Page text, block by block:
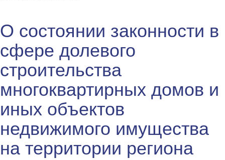
О состоянии законности в
сфере долевого
строительства
многоквартирных домов и
иных объектов
недвижимого имущества
на территории региона